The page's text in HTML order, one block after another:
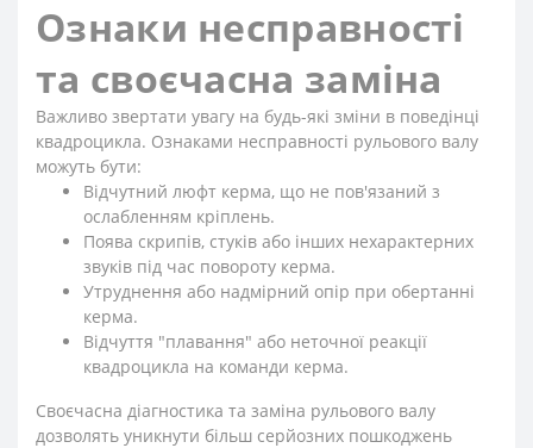
Ознаки несправності
та своєчасна заміна
Важливо звертати увагу на будь-які зміни в поведінці
квадроцикла. Ознаками несправності рульового валу
можуть бути:
Відчутний люфт керма, що не пов'язаний з
ослабленням кріплень.
Поява скрипів, стуків або інших нехарактерних
звуків під час повороту керма.
Утруднення або надмірний опір при обертанні
керма.
Відчуття "плавання" або неточної реакції
квадроцикла на команди керма.
Своєчасна діагностика та заміна рульового валу
дозволять уникнути більш серйозних пошкоджень